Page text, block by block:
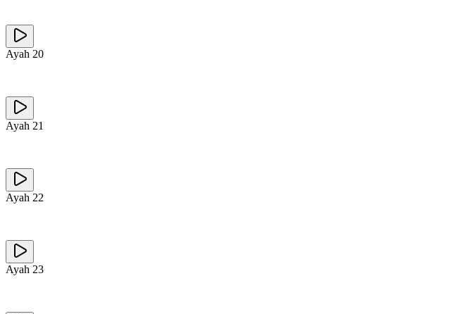
Ayah 20
Ayah 21
Ayah 22
Ayah 23